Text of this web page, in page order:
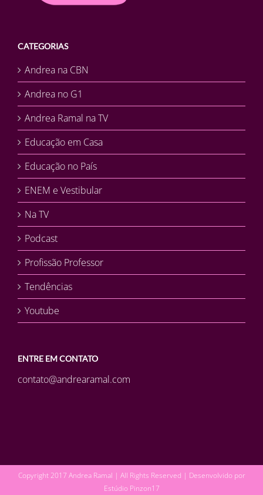
CATEGORIAS
Andrea na CBN
Andrea no G1
Andrea Ramal na TV
Educação em Casa
Educação no País
ENEM e Vestibular
Na TV
Podcast
Profissão Professor
Tendências
Youtube
ENTRE EM CONTATO
contato@andrearamal.com
Copyright 2017 Andrea Ramal | All Rights Reserved | Desenvolvido por
Estúdio Pinzon17